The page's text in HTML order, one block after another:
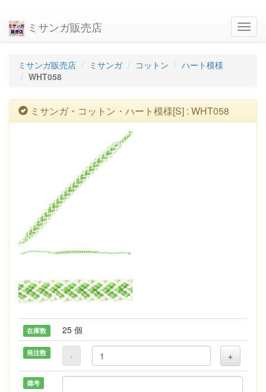
ミサンガ販売店
ミサンガ販売店 ミサンガ コットン
ハート模様
WHT058
ミサンガ・コットン・ハート模様[S] : WHT058
在庫数 25 個
発注数 - +
備考